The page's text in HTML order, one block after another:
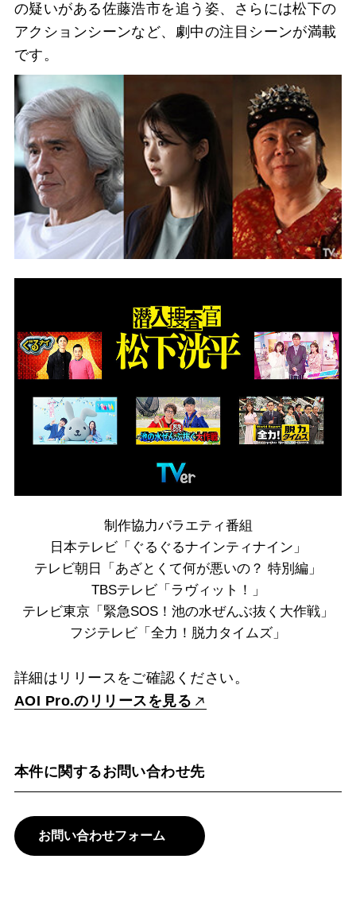
の疑いがある佐藤浩市を追う姿、さらには松下の
アクションシーンなど、劇中の注目シーンが満載
です。
制作協力バラエティ番組
日本テレビ「ぐるぐるナインティナイン」
テレビ朝日「あざとくて何が悪いの？ 特別編」
TBSテレビ「ラヴィット！」
テレビ東京「緊急SOS！池の水ぜんぶ抜く大作戦」
フジテレビ「全力！脱力タイムズ」
詳細はリリースをご確認ください。
AOI Pro.のリリースを見る
本件に関するお問い合わせ先
お問い合わせフォーム